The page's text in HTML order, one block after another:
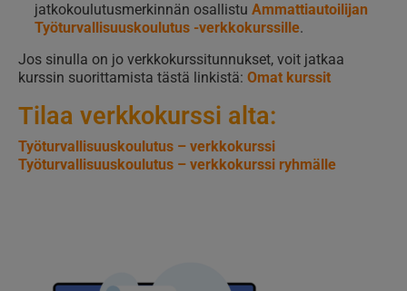
jatkokoulutusmerkinnän osallistu Ammattiautoilijan
Työturvallisuuskoulutus -verkkokurssille.
Jos sinulla on jo verkkokurssitunnukset, voit jatkaa
kurssin suorittamista tästä linkistä: Omat kurssit
Tilaa verkkokurssi alta:
Työturvallisuuskoulutus – verkkokurssi
Työturvallisuuskoulutus – verkkokurssi ryhmälle